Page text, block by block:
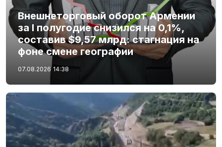
Внешнеторговый оборот Армении
за I полугодие снизился на 0,1%,
составив $9,57 млрд: стагнация на
фоне смене географии
07.08.2026 14:38